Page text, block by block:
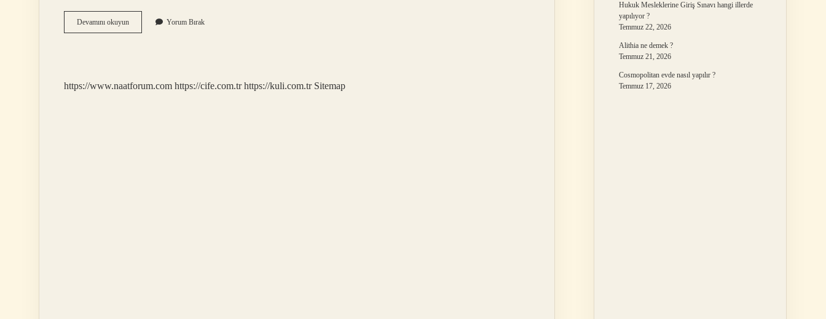
Devamını okuyunBoru
Metraj
Yorum Bırak
https://www.naatforum.com https://cife.com.tr https://kuli.com.tr Sitemap
Hukuk Mesleklerine Giriş Sınavı hangi illerde
yapılıyor ?
Temmuz 22, 2026
Alithia ne demek ?
Temmuz 21, 2026
Cosmopolitan evde nasıl yapılır ?
Temmuz 17, 2026